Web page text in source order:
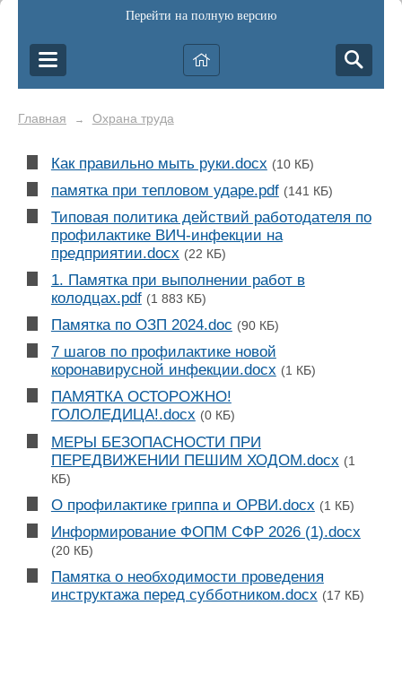
Перейти на полную версию
Главная → Охрана труда
Как правильно мыть руки.docx (10 КБ)
памятка при тепловом ударе.pdf (141 КБ)
Типовая политика действий работодателя по
профилактике ВИЧ-инфекции на
предприятии.docx (22 КБ)
1. Памятка при выполнении работ в
колодцах.pdf (1 883 КБ)
Памятка по ОЗП 2024.doc (90 КБ)
7 шагов по профилактике новой
коронавирусной инфекции.docx (1 КБ)
ПАМЯТКА ОСТОРОЖНО!
ГОЛОЛЕДИЦА!.docx (0 КБ)
МЕРЫ БЕЗОПАСНОСТИ ПРИ
ПЕРЕДВИЖЕНИИ ПЕШИМ ХОДОМ.docx (1
КБ)
О профилактике гриппа и ОРВИ.docx (1 КБ)
Информирование ФОПМ СФР 2026 (1).docx
(20 КБ)
Памятка о необходимости проведения
инструктажа перед субботником.docx (17 КБ)